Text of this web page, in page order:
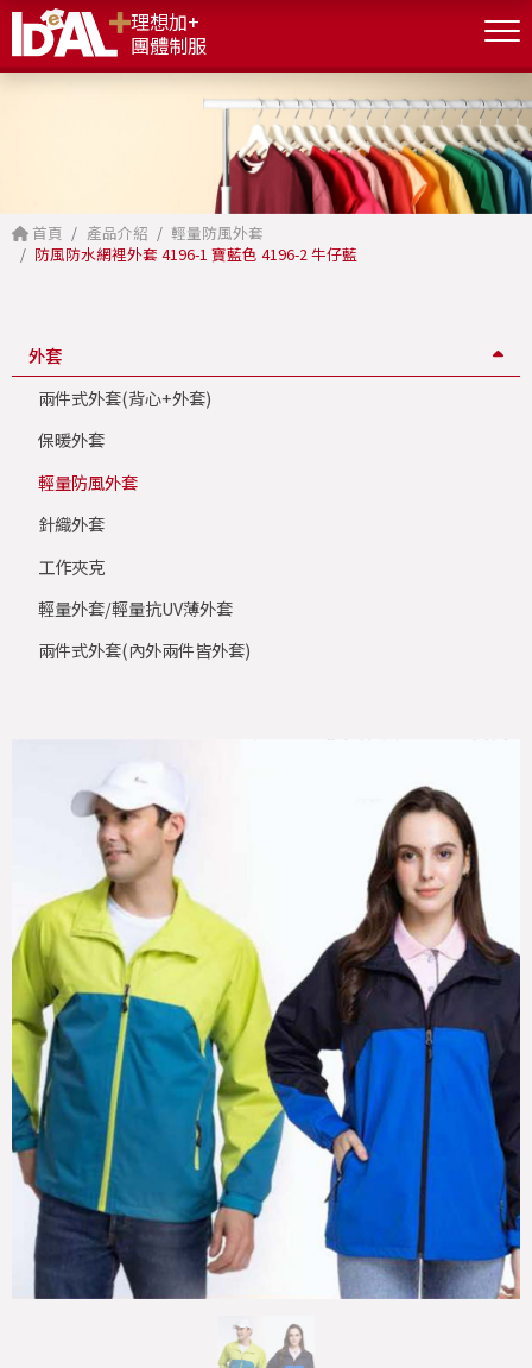
理想加+
團體制服
首頁 產品介紹
輕量防風外套
防風防水網裡外套 4196-1 寶藍色 4196-2 牛仔藍
外套
兩件式外套(背心+外套)
保暖外套
輕量防風外套
針織外套
工作夾克
輕量外套/輕量抗UV薄外套
兩件式外套(內外兩件皆外套)